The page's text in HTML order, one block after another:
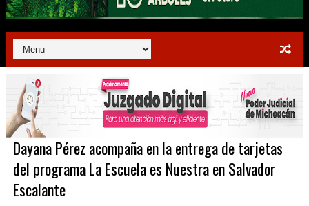
Dayana Pérez acompaña en la entrega de tarjetas
del programa La Escuela es Nuestra en Salvador
Escalante